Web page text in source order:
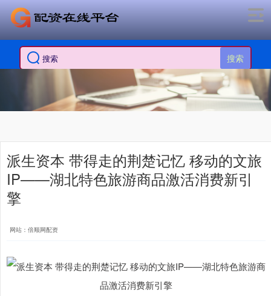
搜索
派生资本 带得走的荆楚记忆 移动的文旅
IP——湖北特色旅游商品激活消费新引
擎
网站：倍顺网配资